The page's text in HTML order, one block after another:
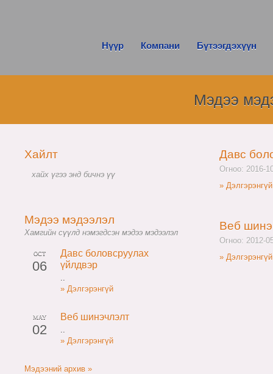
Нүүр Компани Бүтээгдэхүүн
Мэдээ
Хайлт
Мэдээ мэдээлэл
Хамгийн сүүлд нэмэгдсэн мэдээ мэдээлэл
OCT
06
Давс боловсруулах
үйлдвэр
..
» Дэлгэрэнгүй
MAY
02
Веб шинэчлэлт
..
» Дэлгэрэнгүй
Мэдээний архив »
Давс
Огноо: 2016-
» Дэлгэрэнгүй
Веб
Огноо: 2012-
» Дэлгэрэнгүй